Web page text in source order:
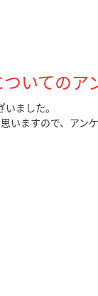
ついてのア
ました。
いますので、アン